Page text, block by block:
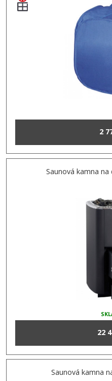
2
Saunová kamna na
22
Saunová kamna